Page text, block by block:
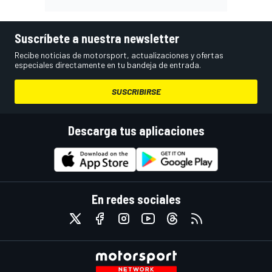
Suscríbete a nuestra newsletter
Recibe noticias de motorsport, actualizaciones y ofertas
especiales directamente en tu bandeja de entrada.
SUSCRIBIRSE
Descarga tus aplicaciones
En redes sociales